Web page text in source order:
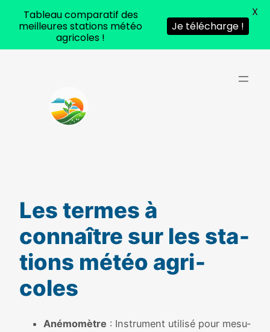
Les termes à
connaître sur les sta­
tions météo agri­
coles
Anémomètre : Instrument uti­li­sé pour mesu­
Tableau comparatif des
meilleures stations météo
agricoles !
Je télécharge !
X